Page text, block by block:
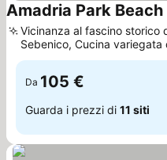
Amadria Park
Vicinanza al fascino storico
Sebenico, Cucina variegata
vista mare
Da 105 €
Guarda i prezzi di 11 siti